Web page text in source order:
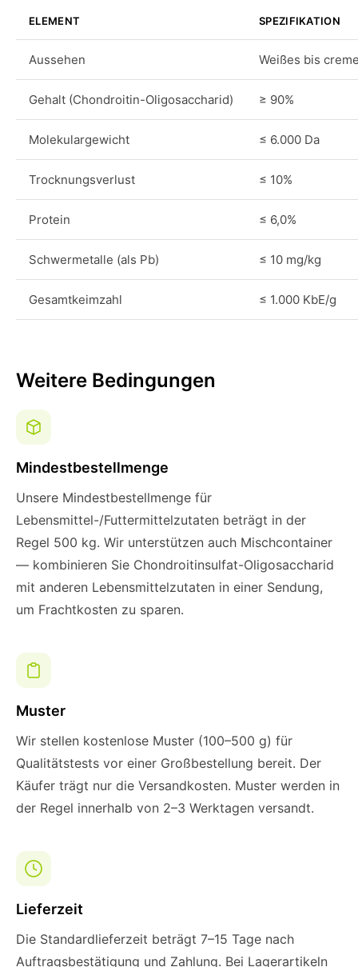
ELEMENT SPEZIFIKATION
Aussehen Weißes bis
Gehalt (Chondroitin-Oligosaccharid) ≥ 90%
Molekulargewicht ≤ 6.000 Da
Trocknungsverlust ≤ 10%
Protein ≤ 6,0%
Schwermetalle (als Pb) ≤ 10 mg/kg
Gesamtkeimzahl ≤ 1.000 KbE/g
Weitere Bedingungen
Mindestbestellmenge
Unsere Mindestbestellmenge für
Lebensmittel-/Futtermittelzutaten beträgt in der
Regel 500 kg. Wir unterstützen auch Mischcontainer
— kombinieren Sie Chondroitinsulfat-Oligosaccharid
mit anderen Lebensmittelzutaten in einer Sendung,
um Frachtkosten zu sparen.
Muster
Wir stellen kostenlose Muster (100–500 g) für
Qualitätstests vor einer Großbestellung bereit. Der
Käufer trägt nur die Versandkosten. Muster werden in
der Regel innerhalb von 2–3 Werktagen versandt.
Lieferzeit
Die Standardlieferzeit beträgt 7–15 Tage nach
Auftragsbestätigung und Zahlung. Bei Lagerartikeln